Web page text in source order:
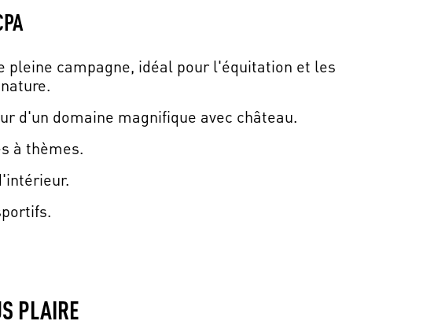
pleine campagne, idéal pour l'équitation et les
d'un domaine magnifique avec château.
à thèmes.
PLAIRE